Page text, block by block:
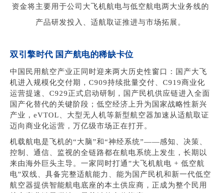
资金将主要用于公司大飞机航电与低空航电两大业务线的
产品研发投入、适航取证推进与市场拓展。
双引擎时代 国产航电的稀缺卡位
中国民用航空产业正同时迎来两大历史性窗口：国产大飞
机进入规模化交付期，C909持续批量交付、C919商业化
运营提速、C929正式启动研制，国产民机供应链进入全面
国产化替代的关键阶段；低空经济上升为国家战略性新兴
产业，eVTOL、大型无人机等新型航空器加速从适航取证
迈向商业化运营，万亿级市场正在打开。
机载航电是飞机的“大脑”和“神经系统”——感知、决策、
控制、通信、监视的全链路都在航电系统上发生，长期以
来由海外巨头主导。一家同时打通”大飞机航电 + 低空航
电”双线、具备完整适航能力、能为国产民机和新一代低空
航空器提供智能航电底座的本土供应商，正成为整个民用